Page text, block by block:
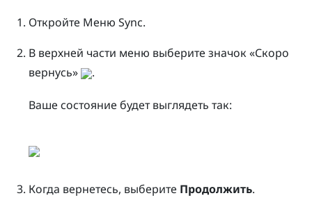
Откройте Меню Sync.
В верхней части меню выберите значок «Скоро
вернусь»
.
Ваше состояние будет выглядеть так:
Когда вернетесь, выберите Продолжить.